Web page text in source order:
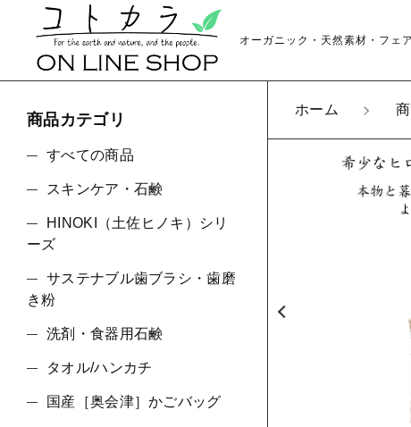
オーガニック・天然素材・フェ
ホーム
商品カテゴリ
すべての商品
スキンケア・石鹸
HINOKI（土佐ヒノキ）シリ
ーズ
サステナブル歯ブラシ・歯磨
き粉
洗剤・食器用石鹸
タオル/ハンカチ
国産［奥会津］かごバッグ
ヒロ
ショ
親カテゴリ